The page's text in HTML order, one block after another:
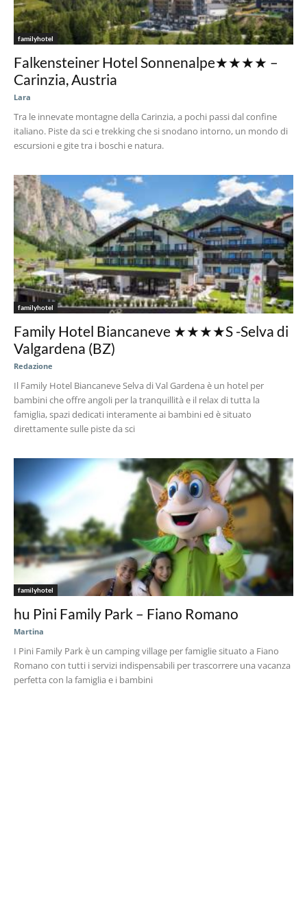
familyhotel
Falkensteiner Hotel Sonnenalpe★★★★ –
Carinzia, Austria
Lara
Tra le innevate montagne della Carinzia, a pochi passi dal confine
italiano. Piste da sci e trekking che si snodano intorno, un mondo di
escursioni e gite tra i boschi e natura.
familyhotel
Family Hotel Biancaneve ★★★★S -Selva di
Valgardena (BZ)
Redazione
Il Family Hotel Biancaneve Selva di Val Gardena è un hotel per
bambini che offre angoli per la tranquillità e il relax di tutta la
famiglia, spazi dedicati interamente ai bambini ed è situato
direttamente sulle piste da sci
familyhotel
hu Pini Family Park – Fiano Romano
Martina
I Pini Family Park è un camping village per famiglie situato a Fiano
Romano con tutti i servizi indispensabili per trascorrere una vacanza
perfetta con la famiglia e i bambini